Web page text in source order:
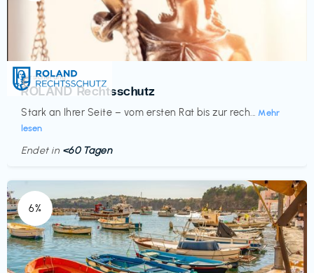
Versicherung
ROLAND Rechtsschutz
Stark an Ihrer Seite – vom ersten Rat bis zur rech... Mehr
lesen
€‎
Endet in <60 Tagen
6%